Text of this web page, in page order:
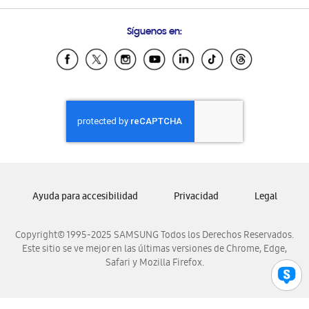
Samsung Ecuador
Samsung El Salvador
Samsung Honduras
Samsung Nicaragua
Samsung Panamá
Samsung Venezuela
Síguenos en:
Copyright© 1995-2025 SAMSUNG Todos los Derechos Reservados.
Este sitio se ve mejor en las últimas versiones de Chrome, Edge,
Safari y Mozilla Firefox.
Ayuda para accesibilidad Privacidad Legal